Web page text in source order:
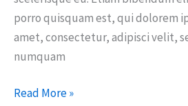
porro quisquam est, qui dolorem
amet, consectetur, adipisci velit,
numquam
Read More »